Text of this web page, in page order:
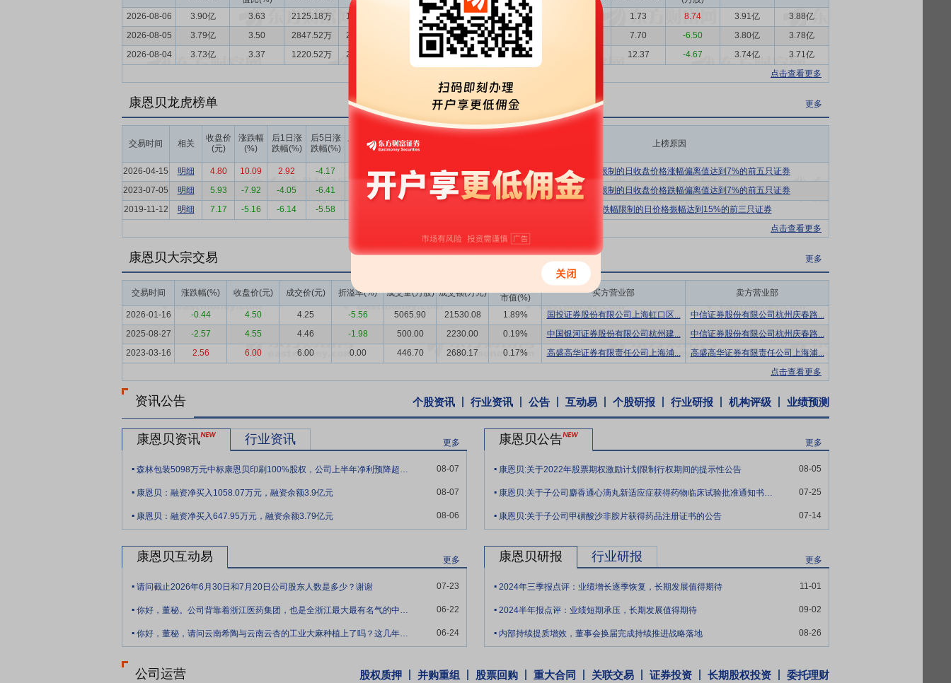
准的项目外,凭营业执照依法自主开展经营活动)。
要点3：全品类中药产品
全品类中药产品包括中成药、中药材与中药饮片及中药提取物等业务。其中中药OTC业务以消化、呼吸和泌尿系统用药为主，重点产
品包括“康恩贝”肠炎宁系列、“金笛”复方鱼腥草系列和“前列康”普乐安系列等。中药处方药业务以心脑血管和泌尿系统等慢病用药为主，重点产品包括“天保宁”银
杏叶系列、“至心砃”麝香通心滴丸和“金前列康”黄莪胶囊等。中药材与中药饮片板块主要包括医院终端饮片和药材调拨业务，经营品种数量近千种，重点产品包
括黄芪、党参、当归和浙贝母等。中药提取物板块主要包括银杏叶提取物等相关业务。
要点4：特色化学药板块
特色化学药板块主要包括特色化学药制剂及原料药业务。其中特色化学药制剂业务以慢阻肺抗肺纤维化、抗风湿疼痛及神经退行性疾
病等慢病用药为主，重点产品包括“金艾康”汉防己甲素片、“金康灵力”氢溴酸加兰他敏片等。特色原料药业务以抗生素原料药为主，重点产品包括阿米卡星、大
观霉素、阿奇霉素及克拉霉素等。
要点5：特色健康消费品板块
特色健康消费品板块以营养补充剂等线上业务为主，产品种类包括保健及功能性食品等，重点产品有“康恩贝”蛋白粉系列、钙D
软胶囊、益生菌冻干粉及维C系列等，以及子品牌“贝贝”儿童营养系列、“CONBIUTY”女性口服美容系列等。
要点6：医药行业
医药行业是关系国计民生、经济发展和国家安全的战略性新兴产业，是健康中国建设的重要基础。随着我国经济社会发展及人口老龄化程度
加深，人民对医药及保健需求持续提升，行业市场规模不断扩大。据米内网数据统计，2020至2025年，我国药品终端市场年复合增长率约为2.39%，显示出一
定发展韧性。近年来，为促进医药行业转型升级，我国全力推进“医疗、医保、医药”联动改革，医药分开、两票制、集中带量采购等政策相继落地。在医改的持
续推动下，医药行业结构进一步优化、企业创新实力显著提升，高质量发展的产业格局正逐步形成。
要点7：中药行业
2025年，行业政策持续聚焦中医药高质量发展与智能化转型。为夯实中药产业根基、推动传承创新发展，国务院办公厅印发了《关于提升中
药质量促进中医药产业高质量发展的意见》，系统部署了从中药材源头到中药工业全产业链的提质升级路径；国家药监局《中药注册管理专门规定》正式施行，
推动中药产业规范升级。为加快智能升级、赋能产业现代化发展，工业和信息化部等七部门联合印发《医药工业数智化转型实施方案（2025-2030年）》，专项
部署中药智能制造与全链条质量追溯；同时，国家数据局等部委在《深化“人工智能+”行动方案》中明确“人工智能+中医药”重点方向，推动大数据、AI等技术与
中药研发、生产、服务的深度融合。
公司已建立了深厚的品牌知名度和市场基础，培育出康恩贝、前列康、天保宁三个全国驰名商标和多个知名品牌，在市场
疾病用药驰名商标，“天保宁”作为中国首个符合国际标准的现代植物药制剂，已成为银杏叶制剂知名品牌，“金笛”在呼吸系统品牌知名度不断提升；化学药领
域：“金艾康”汉防己甲素片在呼吸系统用药领域口碑良好，“金奥康”奥美拉唑系列等具有一定品牌影响力；健康消费品领域：通过十余年电商打造，多个主打产
品位居主流电商平台类目第一，近年重点培育汉威（男性健康）、CONBIUTY（女性美容）、美肤诺（皮肤健康）等细分领域子品牌，持续丰富品牌矩阵并拓
通用名计算，下同）被列入《国家基本药物目录》（2018版），近180个品种被列入《国家基本医疗保险、工伤保险和生育保险药品目录》（2025版），具有
“三独”（独家品种、独家剂型、独家规格）特色的产品90余个，产品线丰富且具备较多规模产品和细分领域优势品种，构成核心竞争优势。心脑血管用药方面，
“天保宁”银杏叶系列作为国内首个符合国际标准的现代植物药制剂，已形成银杏全产业链经营模式；“至心砃”麝香通心滴丸作为国家中医药管理局推荐的“100个
疗效独特中药品种”和国家中药二级保护品种，入选24部临床指南和专家共识；泌尿系统用药方面，“前列康”普乐安片/胶囊为全球首款中药治疗前列腺增生药
物，同时拥有“金前列康”黄莪胶囊等独家特色中成药及“必坦”盐酸坦索罗辛缓释胶囊等指南一级推荐化学药，公司针对上述产品组合形成了一套中西医结合的治
养方案，深受广大医生和患者的认可；呼吸系统用药方面，“金笛”复方鱼腥草系列、“金艾康”汉防己甲素片等多个产品过亿。硫酸阿米卡星、大观霉素等特色化
产品矩阵，并规划了明确的双轨路径：一是通过专业化BD体系快速获取潜力品种，丰富管线；二是通过自主研发，聚焦核心治疗领域打造具有临床价值和护城
河的产品。
立多个专业化营销团队。公司依托品牌与产品优势，推进大品牌大品种营销规划，拓展销售终端，强化营销队伍建设，形成全国性销售网络。在零售市场，数千
2026-08-06
3.90亿 3.63 2125.18万 1067.11万 1058.07万 135.47万 31.95 1.73 8.74 3.91亿
3.88亿
2026-08-05
3.79亿 3.50 2847.52万 2199.57万 647.95万 99.34万 23.21 7.70 -6.50 3.80亿
3.78亿
2026-08-04
3.73亿 3.37 1220.52万 2051.01万 -830.49万 129.83万 29.71 12.37 -4.67 3.74亿
3.71亿
点击查看更多
康恩贝龙虎榜单 更多
交易时间 相关
收盘价
(元)
涨跌幅
(%)
后1日涨
跌幅(%)
后5日涨
跌幅(%)
后10日涨
跌幅(%)
上榜营业
部买入合
计(万)
上榜营业
上榜营业
上榜原因
2026-04-15 明细 4.80 10.09 2.92 -4.17 -6.87 21945.02 16248.82 5696.20
有价格涨跌幅限制的日收盘价格涨幅偏离值达到7%的前五只证券
2023-07-05
明细 5.93 -7.92 -4.05 -6.41 -4.38 5530.01 3027.73 2502.28
有价格涨跌幅限制的日收盘价格跌幅偏离值达到7%的前五只证券
2019-11-12
明细 7.17 -5.16 -6.14 -5.58
有价格涨跌幅限制的日价格振幅达到15%的前三只证券
点击查看更多
康恩贝大宗交易 更多
交易时间 涨跌幅(%) 收盘价(元) 成交价(元) 折溢率(%) 成交量(万股) 成交额(万元)
市值(%)
买方营业部 卖方营业部
2026-01-16 -0.44 4.50 4.25 -5.56 5065.90 21530.08 1.89% 国投证券股份有限公司上海虹口区...
中信证券股份有限公司杭州庆春路...
2025-08-27
-2.57 4.55 4.46 -1.98 500.00 2230.00 0.19% 中国银河证券股份有限公司杭州建...
中信证券股份有限公司杭州庆春路...
2023-03-16
2.56 6.00 6.00 0.00 446.70 2680.17 0.17% 高盛高华证券有限责任公司上海浦...
高盛高华证券有限责任公司上海浦...
点击查看更多
资讯公告 个股资讯 行业资讯 公告 互动易 个股研报 行业研报 机构评级 业绩预测
康恩贝资讯 行业资讯 更多
. 森林包装5098万元中标康恩贝印刷100%股权，公司上半年净利预降超六成，年内股价下跌22.70% 08-07
. 康恩贝：融资净买入1058.07万元，融资余额3.9亿元 08-07
. 康恩贝：融资净买入647.95万元，融资余额3.79亿元 08-06
康恩贝公告 更多
. 康恩贝:关于2022年股票期权激励计划限制行权期间的提示性公告 08-05
. 康恩贝:关于子公司麝香通心滴丸新适应症获得药物临床试验批准通知书的公告 07-25
. 康恩贝:关于子公司甲磺酸沙非胺片获得药品注册证书的公告 07-14
康恩贝互动易 更多
. 请问截止2026年6月30日和7月20日公司股东人数是多少？谢谢 07-23
. 你好，董秘。公司背靠着浙江医药集团，也是全浙江最大最有名气的中药上市公司。浙江是 06-22
. 你好，董秘，请问云南希陶与云南云杏的工业大麻种植上了吗？这几年是否有产生收益？公 06-24
康恩贝研报 行业研报 更多
. 2024年三季报点评：业绩增长逐季恢复，长期发展值得期待 11-01
. 2024半年报点评：业绩短期承压，长期发展值得期待 09-02
. 内部持续提质增效，董事会换届完成持续推进战略落地 08-26
公司运营 股权质押 并购重组 股票回购 重大合同 关联交易 证券投资 长期股权投资 委托理财